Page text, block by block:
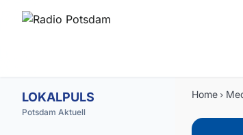
LOKALPULS
Potsdam Aktuell
Home chevron_right